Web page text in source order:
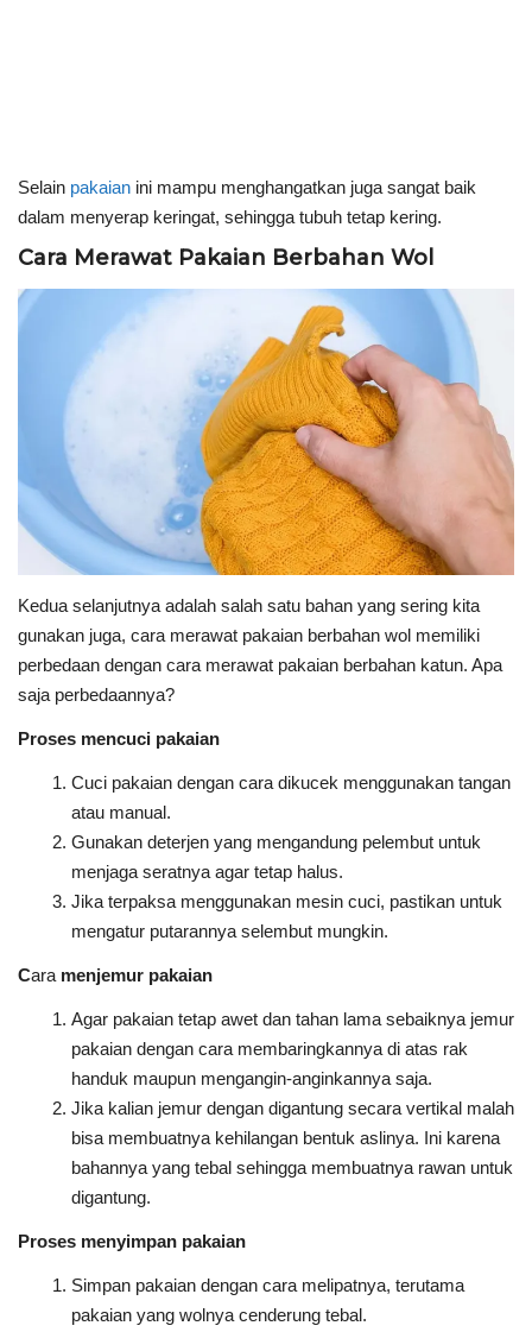
Selain pakaian ini mampu menghangatkan juga sangat baik
dalam menyerap keringat, sehingga tubuh tetap kering.
Cara Merawat Pakaian Berbahan Wol
Kedua selanjutnya adalah salah satu bahan yang sering kita
gunakan juga, cara merawat pakaian berbahan wol memiliki
perbedaan dengan cara merawat pakaian berbahan katun. Apa
saja perbedaannya?
Proses mencuci pakaian
Cuci pakaian dengan cara dikucek menggunakan tangan
atau manual.
Gunakan deterjen yang mengandung pelembut untuk
menjaga seratnya agar tetap halus.
Jika terpaksa menggunakan mesin cuci, pastikan untuk
mengatur putarannya selembut mungkin.
Cara menjemur pakaian
Agar pakaian tetap awet dan tahan lama sebaiknya jemur
pakaian dengan cara membaringkannya di atas rak
handuk maupun mengangin-anginkannya saja.
Jika kalian jemur dengan digantung secara vertikal malah
bisa membuatnya kehilangan bentuk aslinya. Ini karena
bahannya yang tebal sehingga membuatnya rawan untuk
digantung.
Proses menyimpan pakaian
Simpan pakaian dengan cara melipatnya, terutama
pakaian yang wolnya cenderung tebal.